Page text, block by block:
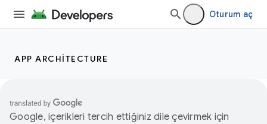
Oturum aç
APP ARCHITECTURE
Google, içerikleri tercih ettiğiniz dile çevirmek için